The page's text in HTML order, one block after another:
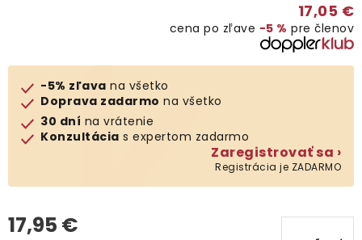
Predávané značky
Klub výhod
Kontakty
17,05 €
cena po zľave −5 % pre členov
-5% zľava na všetko
Doprava zadarmo na všetko
30 dní na vrátenie
Konzultácia s expertom zadarmo
Zaregistrovať sa ›
Registrácia je ZADARMO
17,95 €